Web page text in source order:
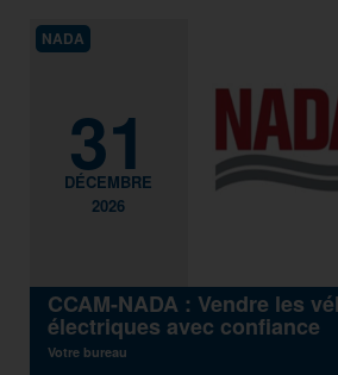
NADA
31
DÉCEMBRE
2026
CCAM-NADA : Vendre les
électriques avec confiance
Votre bureau